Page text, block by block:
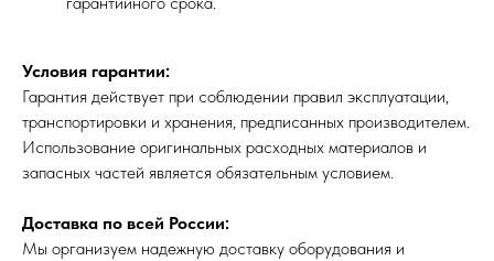
Условия гарантии:
Гарантия действует при соблюдении правил эксплуатации,
транспортировки и хранения, предписанных производителем.
Использование оригинальных расходных материалов и
запасных частей является обязательным условием.
Доставка по всей России:
Мы организуем надежную доставку оборудования и